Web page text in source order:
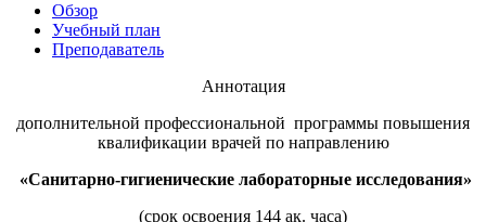
Техника-технологии
Прикладная геология, горное дело,
транспорта
Обзор
Учебный план
Преподаватель
Аннотация
дополнительной профессиональной программы повышения
квалификации врачей по направлению
«Санитарно-гигиенические лабораторные исследования»
(срок освоения 144 ак. часа)